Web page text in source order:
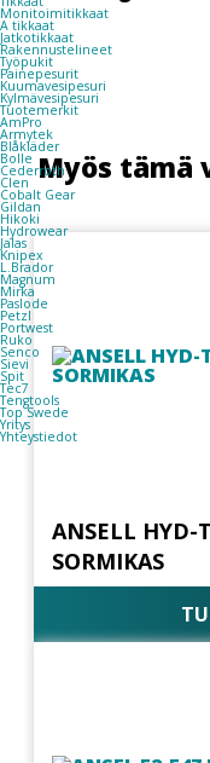
Monitoimitikkaat
A tikkaat
Jatkotikkaat
Rakennustelineet
Työpukit
Painepesurit
Kuumavesipesuri
Kylmävesipesuri
Tuotemerkit
AmPro
Armytek
Blåkläder
Bolle
Cederroth
Clen
Cobalt Gear
Gildan
Hikoki
Hydrowear
Jalas
Knipex
L.Brador
Magnum
Mirka
Paslode
Petzl
Portwest
Ruko
Senco
Sievi
Spit
Tec7
Tengtools
Top Swede
Yritys
Yhteystiedot
Myös tämä
ANSELL HYD-
SORMIKAS